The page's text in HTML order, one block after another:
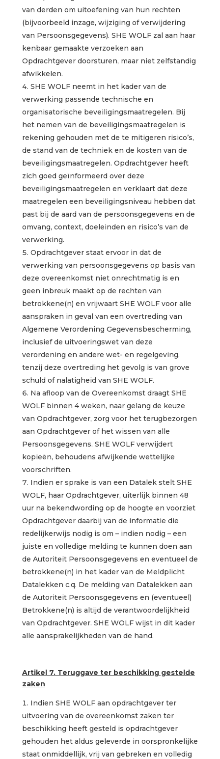
van derden om uitoefening van hun rechten
(bijvoorbeeld inzage, wijziging of verwijdering
van Persoonsgegevens). SHE WOLF zal aan haar
kenbaar gemaakte verzoeken aan
Opdrachtgever doorsturen, maar niet zelfstandig
afwikkelen.
SHE WOLF neemt in het kader van de
verwerking passende technische en
organisatorische beveiligingsmaatregelen. Bij
het nemen van de beveiligingsmaatregelen is
rekening gehouden met de te mitigeren risico’s,
de stand van de techniek en de kosten van de
beveiligingsmaatregelen. Opdrachtgever heeft
zich goed geïnformeerd over deze
beveiligingsmaatregelen en verklaart dat deze
maatregelen een beveiligingsniveau hebben dat
past bij de aard van de persoonsgegevens en de
omvang, context, doeleinden en risico’s van de
verwerking.
Opdrachtgever staat ervoor in dat de
verwerking van persoonsgegevens op basis van
deze overeenkomst niet onrechtmatig is en
geen inbreuk maakt op de rechten van
betrokkene(n) en vrijwaart SHE WOLF voor alle
aanspraken in geval van een overtreding van
Algemene Verordening Gegevensbescherming,
inclusief de uitvoeringswet van deze
verordening en andere wet- en regelgeving,
tenzij deze overtreding het gevolg is van grove
schuld of nalatigheid van SHE WOLF.
Na afloop van de Overeenkomst draagt SHE
WOLF binnen 4 weken, naar gelang de keuze
van Opdrachtgever, zorg voor het terugbezorgen
aan Opdrachtgever of het wissen van alle
Persoonsgegevens. SHE WOLF verwijdert
kopieën, behoudens afwijkende wettelijke
voorschriften.
Indien er sprake is van een Datalek stelt SHE
WOLF, haar Opdrachtgever, uiterlijk binnen 48
uur na bekendwording op de hoogte en voorziet
Opdrachtgever daarbij van de informatie die
redelijkerwijs nodig is om – indien nodig – een
juiste en volledige melding te kunnen doen aan
de Autoriteit Persoonsgegevens en eventueel de
betrokkene(n) in het kader van de Meldplicht
Datalekken c.q. De melding van Datalekken aan
de Autoriteit Persoonsgegevens en (eventueel)
Betrokkene(n) is altijd de verantwoordelijkheid
van Opdrachtgever. SHE WOLF wijst in dit kader
alle aansprakelijkheden van de hand.
Artikel 7. Teruggave ter beschikking gestelde
zaken
Indien SHE WOLF aan opdrachtgever ter
uitvoering van de overeenkomst zaken ter
beschikking heeft gesteld is opdrachtgever
gehouden het aldus geleverde in oorspronkelijke
staat onmiddellijk, vrij van gebreken en volledig